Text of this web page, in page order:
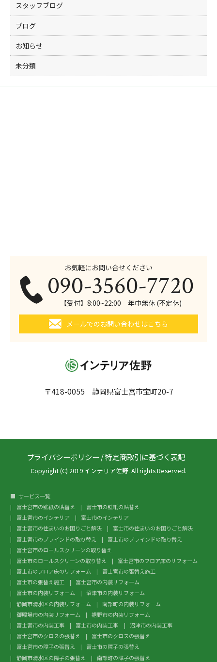
スタッフブログ
ブログ
お知らせ
未分類
お気軽にお問い合せください
090-3560-7720
【受付】8:00~22:00 年中無休 (不定休)
メールでのお問い合わせはこちら
〒418-0055 静岡県富士宮市宝町20-7
プライバシーポリシー /特定商取引に基づく表記
Copyright (C) 2019 インテリア佐野. All rights Reserved.
サービス一覧
富士宮市の壁紙の貼替え
富士市の壁紙の貼替え
富士宮市のインテリア
富士市のインテリア
富士宮市の住まいのお困りごと解決
富士市の住まいのお困りごと解決
富士宮市のブラインドの取り替え
富士市のブラインドの取り替え
富士宮市のロールスクリーンの取り替え
富士市のロールスクリーンの取り替え
富士宮市のフロア床のリフォーム
富士市のフロア床のリフォーム
富士宮市の張替え施工
富士市の張替え施工
富士宮市の内装リフォーム
富士市の内装リフォーム
沼津市の内装リフォーム
静岡市清水区の内装リフォーム
南部町の内装リフォーム
御殿場市の内装リフォーム
裾野市の内装リフォーム
富士宮市の内装工事
富士市の内装工事
沼津市の内装工事
富士宮市のクロスの張替え
富士市のクロスの張替え
富士宮市の障子の張替え
富士市の障子の張替え
静岡市清水区の障子の張替え
南部町の障子の張替え